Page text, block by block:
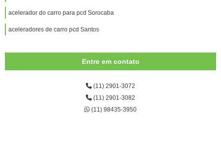
acelerador do carro para pcd Sorocaba
aceleradores de carro pcd Santos
Entre em contato
(11) 2901-3072
(11) 2901-3082
(11) 98435-3950